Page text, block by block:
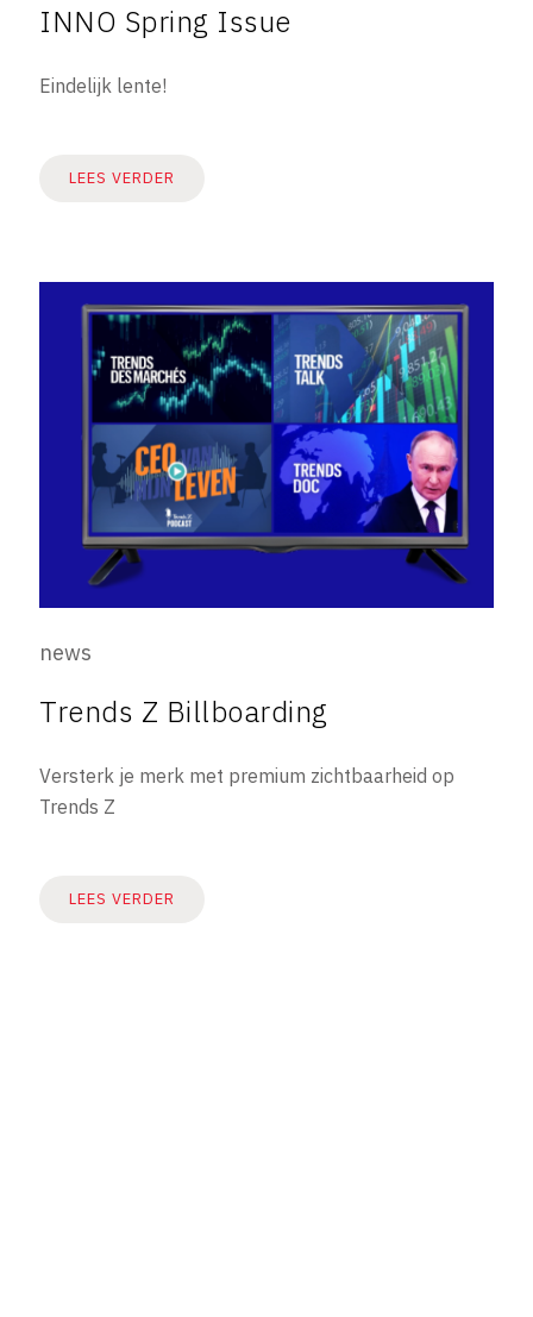
INNO Spring Issue
Eindelijk lente!
LEES VERDER
news
Trends Z Billboarding
Versterk je merk met premium zichtbaarheid op
Trends Z
LEES VERDER